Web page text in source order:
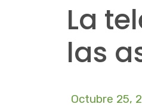
La
las
Octubre 25,